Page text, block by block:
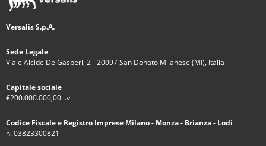
Versalis S.p.A.
Sede Legale
Viale Alcide De Gasperi, 2 - 20097 San Donato Milanese (MI), Italia
Capitale sociale
€200.000.000,00 i.v.
Codice Fiscale e Registro Imprese Milano - Monza - Brianza - Lodi
n. 03823300821